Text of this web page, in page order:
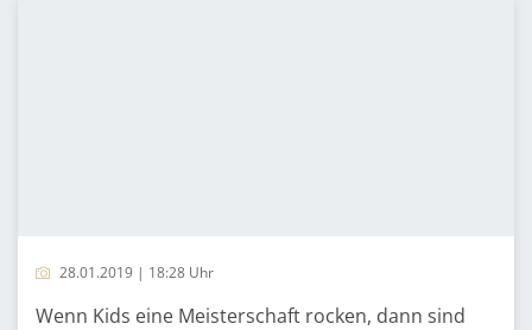
28.01.2019 | 18:28 Uhr
Wenn Kids eine Meisterschaft rocken, dann sind